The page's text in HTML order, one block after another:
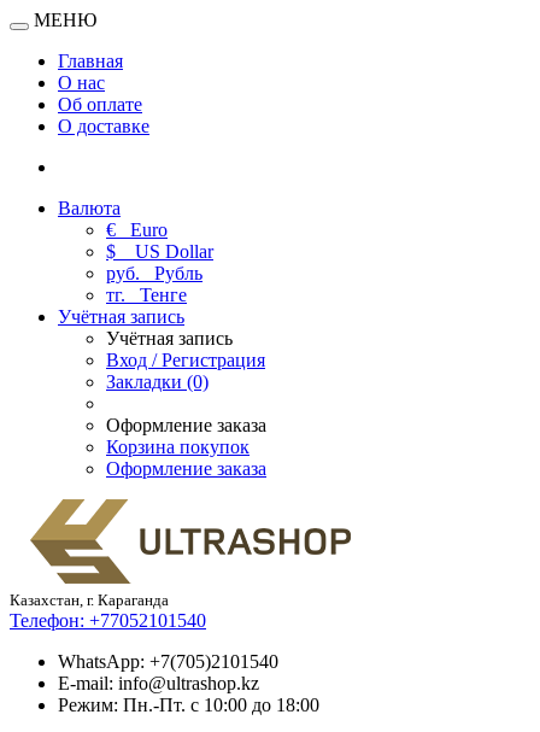
МЕНЮ
Главная
О нас
Об оплате
О доставке
Валюта
€ Euro
$
US Dollar
руб. Рубль
тг. Тенге
Учётная запись
Учётная запись
Вход / Регистрация
Закладки (0)
Оформление заказа
Корзина покупок
Оформление заказа
Казахстан, г. Караганда
Телефон: +77052101540
WhatsApp: +7(705)2101540
E-mail: info@ultrashop.kz
Режим: Пн.-Пт. с 10:00 до 18:00